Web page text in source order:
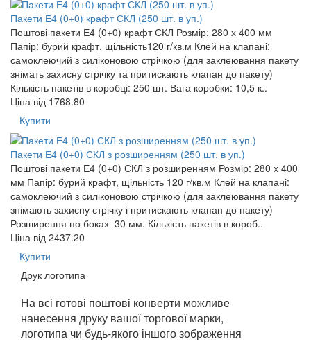
Пакети Е4 (0+0) крафт СКЛ (250 шт. в уп.)
Поштові пакети Е4 (0+0) крафт СКЛ Розмір: 280 х 400 мм
Папір: бурий крафт, щільність120 г/кв.м Клей на клапані:
самоклеючий з силіконовою стрічкою (для заклеювання пакету
знімать захисну стрічку та притискають клапан до пакету)
Кількість пакетів в коробці: 250 шт. Вага коробки: 10,5 к..
Ціна від 1768.80
Купити
Пакети Е4 (0+0) СКЛ з розширенням (250 шт. в уп.)
Поштові пакети Е4 (0+0) СКЛ з розширенням Розмір: 280 х 400
мм Папір: бурий крафт, щільність 120 г/кв.м Клей на клапані:
самоклеючий з силіконовою стрічкою (для заклеювання пакету
знімають захисну стрічку і притискають клапан до пакету)
Розширення по боках 30 мм. Кількість пакетів в короб..
Ціна від 2437.20
Купити
Друк логотипа
На всі готові поштові конверти можливе
нанесення друку вашої торгової марки,
логотипа чи будь-якого іншого зображення